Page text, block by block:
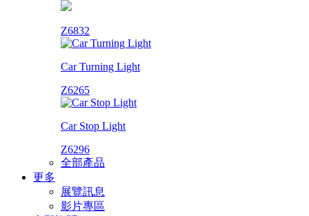
Z6832
Car Turning Light
Z6265
Car Stop Light
Z6296
全部產品
更多
展覽訊息
影片專區